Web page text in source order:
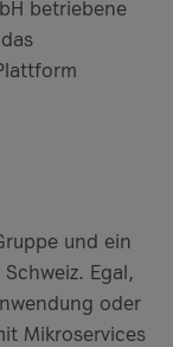
betriebene
und ein
Egal,
oder
Mikroservices